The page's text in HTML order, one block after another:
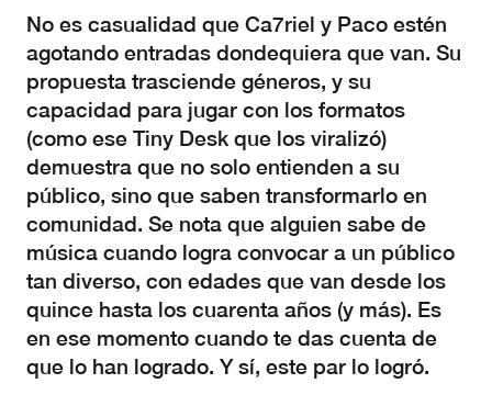
No es casualidad que Ca7riel y Paco estén
agotando entradas dondequiera que van. Su
propuesta trasciende géneros, y su
capacidad para jugar con los formatos
(como ese Tiny Desk que los viralizó)
demuestra que no solo entienden a su
público, sino que saben transformarlo en
comunidad. Se nota que alguien sabe de
música cuando logra convocar a un público
tan diverso, con edades que van desde los
quince hasta los cuarenta años (y más). Es
en ese momento cuando te das cuenta de
que lo han logrado. Y sí, este par lo logró.